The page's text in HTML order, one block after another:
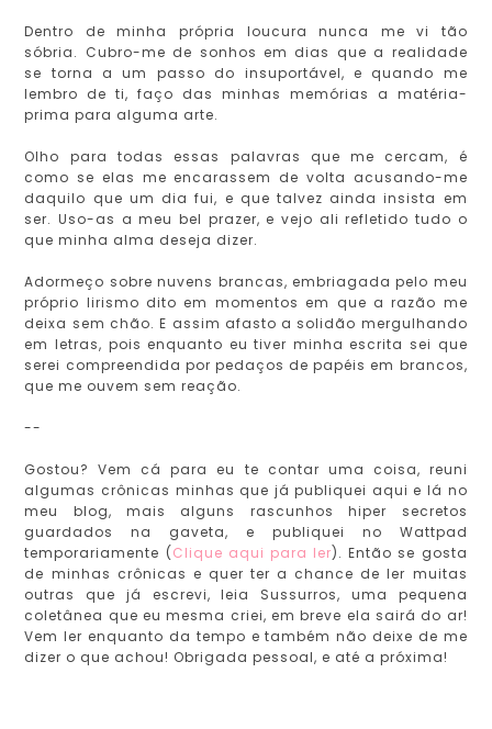
Dentro de minha própria loucura nunca me vi tão
sóbria. Cubro-me de sonhos em dias que a realidade
se torna a um passo do insuportável, e quando me
lembro de ti, faço das minhas memórias a matéria-
prima para alguma arte.
Olho para todas essas palavras que me cercam, é
como se elas me encarassem de volta acusando-me
daquilo que um dia fui, e que talvez ainda insista em
ser. Uso-as a meu bel prazer, e vejo ali refletido tudo o
que minha alma deseja dizer.
Adormeço sobre nuvens brancas, embriagada pelo meu
próprio lirismo dito em momentos em que a razão me
deixa sem chão. E assim afasto a solidão mergulhando
em letras, pois enquanto eu tiver minha escrita sei que
serei compreendida por pedaços de papéis em brancos,
que me ouvem sem reação.
--
Gostou? Vem cá para eu te contar uma coisa, reuni
algumas crônicas minhas que já publiquei aqui e lá no
meu blog, mais alguns rascunhos hiper secretos
guardados na gaveta, e publiquei no Wattpad
temporariamente (Clique aqui para ler). Então se gosta
de minhas crônicas e quer ter a chance de ler muitas
outras que já escrevi, leia Sussurros, uma pequena
coletânea que eu mesma criei, em breve ela sairá do ar!
Vem ler enquanto da tempo e também não deixe de me
dizer o que achou! Obrigada pessoal, e até a próxima!